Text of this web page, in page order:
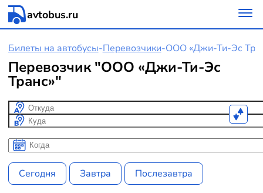
avtobus.ru
Билеты на автобусы-Перевозчики-ООО «Джи-Ти-Эс
Перевозчик "ООО «Джи-Ти-Эс
Транс»"
Откуда
Куда
Когда
Когда
Сегодня Завтра Послезавтра